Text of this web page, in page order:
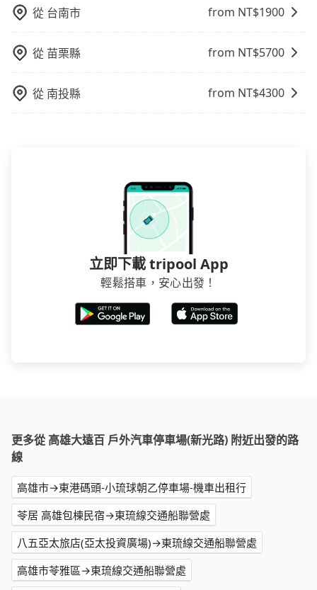
從 台南市 from NT$1900
從 苗栗縣 from NT$5700
從 南投縣 from NT$4300
立即下載 tripool App
輕鬆搭車，安心出發！
更多從 高雄大遠百 戶外汽車停車場(新光路) 附近出發的路
線
高雄市→東港碼頭-小琉球朝乙停車場-機車出租行
苓居 高雄包棟民宿→東琉線交通船聯營處
八五亞太旅店(亞太投資廣場)→東琉線交通船聯營處
高雄市苓雅區→東琉線交通船聯營處